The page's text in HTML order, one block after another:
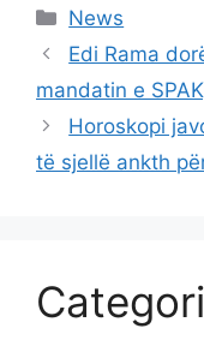
Categories
News
Edi Rama
mandatin e
Horoskopi
të sjellë ankth